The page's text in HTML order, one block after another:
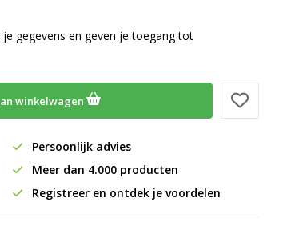
gegevens en geven je toegang tot
winkelwagen
Persoonlijk advies
Meer dan 4.000 producten
Registreer en ontdek je voordelen